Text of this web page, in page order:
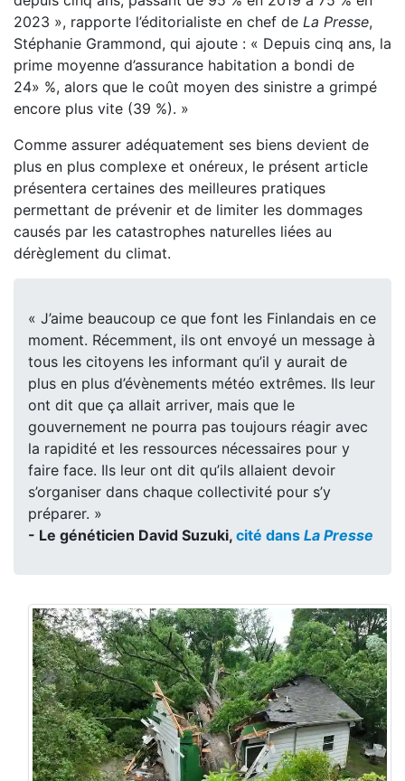
2023 », rapporte l’éditorialiste en chef de La Presse,
Stéphanie Grammond, qui ajoute : « Depuis cinq ans, la
prime moyenne d’assurance habitation a bondi de
24» %, alors que le coût moyen des sinistre a grimpé
encore plus vite (39 %). »
Comme assurer adéquatement ses biens devient de
plus en plus complexe et onéreux, le présent article
présentera certaines des meilleures pratiques
permettant de prévenir et de limiter les dommages
causés par les catastrophes naturelles liées au
dérèglement du climat.
« J’aime beaucoup ce que font les Finlandais en ce
moment. Récemment, ils ont envoyé un message à
tous les citoyens les informant qu’il y aurait de
plus en plus d’évènements météo extrêmes. Ils leur
ont dit que ça allait arriver, mais que le
gouvernement ne pourra pas toujours réagir avec
la rapidité et les ressources nécessaires pour y
faire face. Ils leur ont dit qu’ils allaient devoir
s’organiser dans chaque collectivité pour s’y
préparer. »
- Le généticien David Suzuki, cité dans La Presse